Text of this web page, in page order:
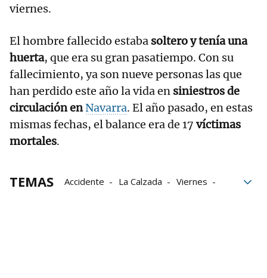
viernes.
El hombre fallecido estaba soltero y tenía una
huerta, que era su gran pasatiempo. Con su
fallecimiento, ya son nueve personas las que
han perdido este año la vida en siniestros de
circulación enNavarra. El año pasado, en estas
mismas fechas, el balance era de 17 víctimas
mortales.
TEMAS Accidente La Calzada
Viernes